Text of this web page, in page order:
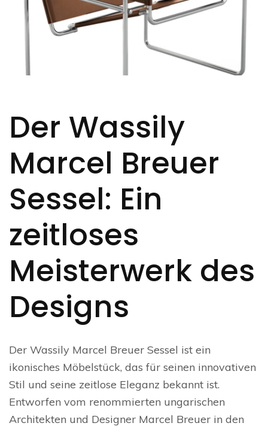
Der Wassily
Marcel Breuer
Sessel: Ein
zeitloses
Meisterwerk des
Designs
Der Wassily Marcel Breuer Sessel ist ein
ikonisches Möbelstück, das für seinen innovativen
Stil und seine zeitlose Eleganz bekannt ist.
Entworfen vom renommierten ungarischen
Architekten und Designer Marcel Breuer in den